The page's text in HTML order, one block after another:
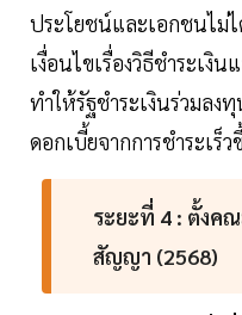
ประโยชน์และเอกชนไม่
เงื่อนไขเรื่องวิธีชำระเงิ
ทำให้รัฐชำระเงินร่วมลง
ดอกเบี้ยจากการชำระเร็ว
ระยะที่ 4 : ตั้งค
สัญญา (2568)